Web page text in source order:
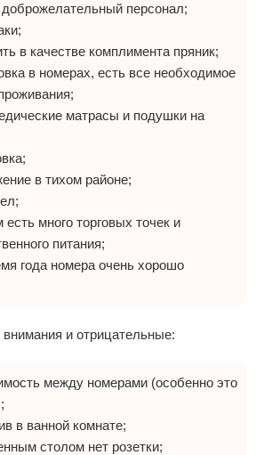
персонал;
в качестве комплимента пряник;
в номерах, есть все необходимое
матрасы и подушки на
в тихом районе;
много торговых точек и
питания;
года номера очень хорошо
и отрицательные:
между номерами (особенно это
в ванной комнате;
столом нет розетки;